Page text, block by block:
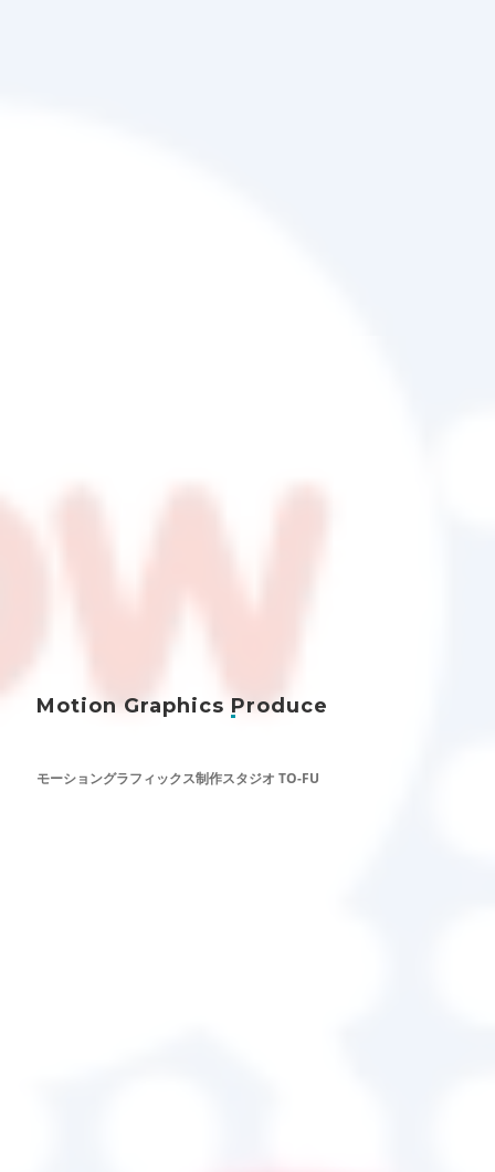
Motion Graphics Produce
モーショングラフィックス制作スタジオ TO-FU